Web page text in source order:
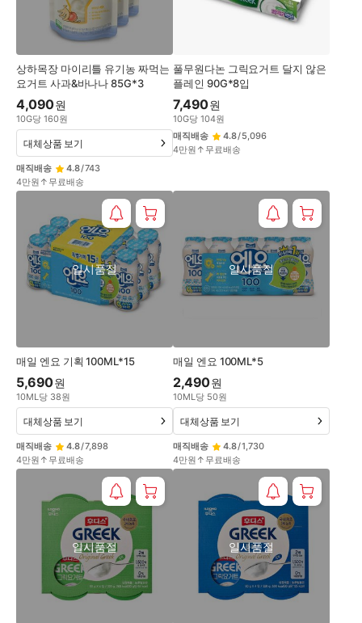
상하목장 마이리틀 유기농 짜먹는
요거트 사과&바나나 85G*3
4,090원
10G당 160원
매직배송 4.8/743
4만원↑무료배송
대체상품 보기
풀무원다논 그릭요거트 달지 않은
플레인 90G*8입
7,490원
10G당 104원
매직배송
4.8/5,096
4만원↑무료배송
매일 엔요 기획 100ML*15
일시품절
5,690원
10ML당 38원
매직배송 4.8/7,898
4만원↑무료배송
대체상품 보기
매일 엔요 100ML*5
일시품절
2,490원
10ML당 50원
매직배송 4.8/1,730
4만원↑무료배송
대체상품 보기
일시품절 일시품절